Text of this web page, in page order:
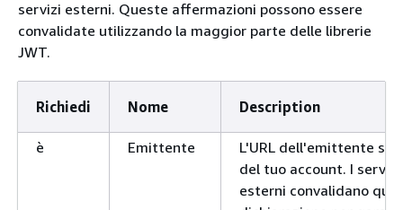
servizi esterni. Queste affermazioni possono essere
convalidate utilizzando la maggior parte delle librerie
JWT.
Richiedi Nome Description
è Emittente
L'URL dell'emittente
del tuo account. I servizi
esterni convalidano